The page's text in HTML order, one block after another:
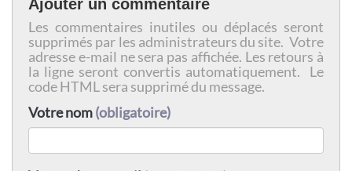
Ajouter un commentaire
Les commentaires inutiles ou déplacés seront
supprimés par les administrateurs du site. Votre
adresse e-mail ne sera pas affichée. Les retours à
la ligne seront convertis automatiquement. Le
code HTML sera supprimé du message.
Votre nom(obligatoire)